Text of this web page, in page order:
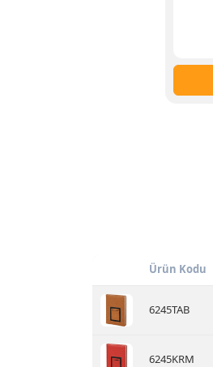
Ürün Kodu
6245TAB
6245KRM